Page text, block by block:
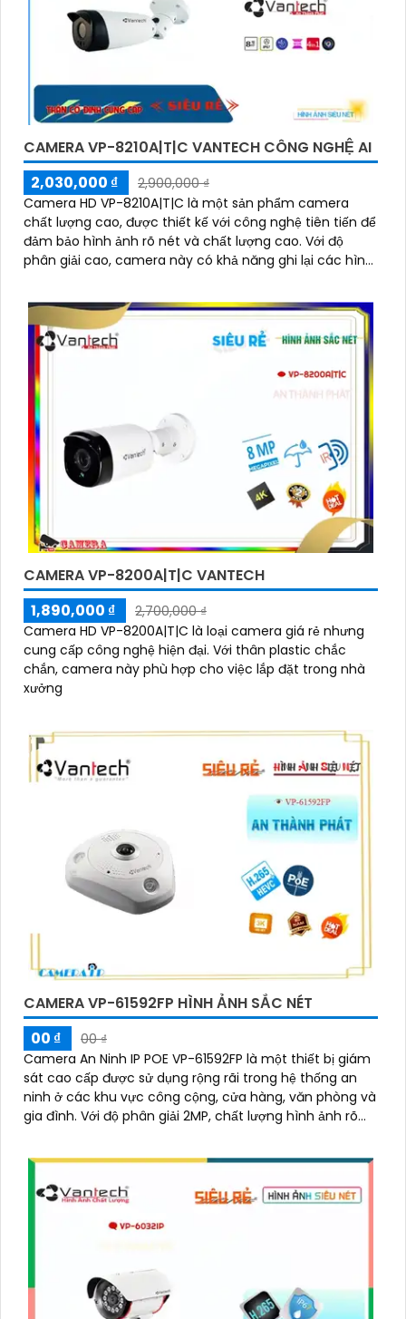
CAMERA VP-8210A|T|C VANTECH CÔNG NGHỆ AI
2,030,000 ₫
2,900,000 ₫
Camera HD VP-8210A|T|C là một sản phẩm camera
chất lượng cao, được thiết kế với công nghệ tiên tiến để
đảm bảo hình ảnh rõ nét và chất lượng cao. Với độ
phân giải cao, camera này có khả năng ghi lại các hình
CAMERA VP-8200A|T|C VANTECH
1,890,000 ₫
2,700,000 ₫
Camera HD VP-8200A|T|C là loại camera giá rẻ nhưng
cung cấp công nghệ hiện đại. Với thân plastic chắc
chắn, camera này phù hợp cho việc lắp đặt trong nhà
xưởng
CAMERA VP-61592FP HÌNH ẢNH SẮC NÉT
00 ₫
00 ₫
Camera An Ninh IP POE VP-61592FP là một thiết bị giám
sát cao cấp được sử dụng rộng rãi trong hệ thống an
ninh ở các khu vực công cộng, cửa hàng, văn phòng và
gia đình. Với độ phân giải 2MP, chất lượng hình ảnh rõ